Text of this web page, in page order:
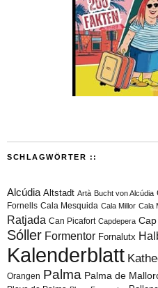
SCHLAGWÖRTER ::
Alcúdia Altstadt Artà Bucht von Alcúdia
Fornells Cala Mesquida Cala Millor Cala
Ratjada Can Picafort Capdepera
Sóller Formentor Fornalutx
Kalenderblatt
Orangen Palma Palma de